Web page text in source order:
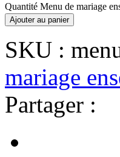
Quantité Menu de mariage
Ajouter au panier
SKU :
mariage
Partager :